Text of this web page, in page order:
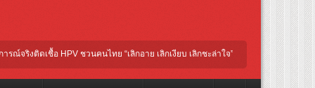
เชื้อ HPV ชวนคนไทย “เลิกอาย เลิกเงียบ เลิกชะล่าใจ” เรื่อง HPV ในแคมเปญ “HPV
วรับบทแม่ชี นำทีมนักแสดงประชันความสยอง!